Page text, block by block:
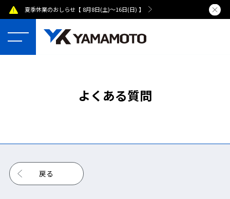
夏季休業のおしらせ【 8月8日(土)～16日(日) 】 熊本県で
よくある質問
戻る